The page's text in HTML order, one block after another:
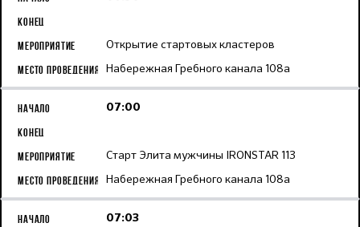
Открытие стартовых кластеров
Набережная Гребного канала 108а
07:00
Старт Элита мужчины IRONSTAR 113
Набережная Гребного канала 108а
07:03